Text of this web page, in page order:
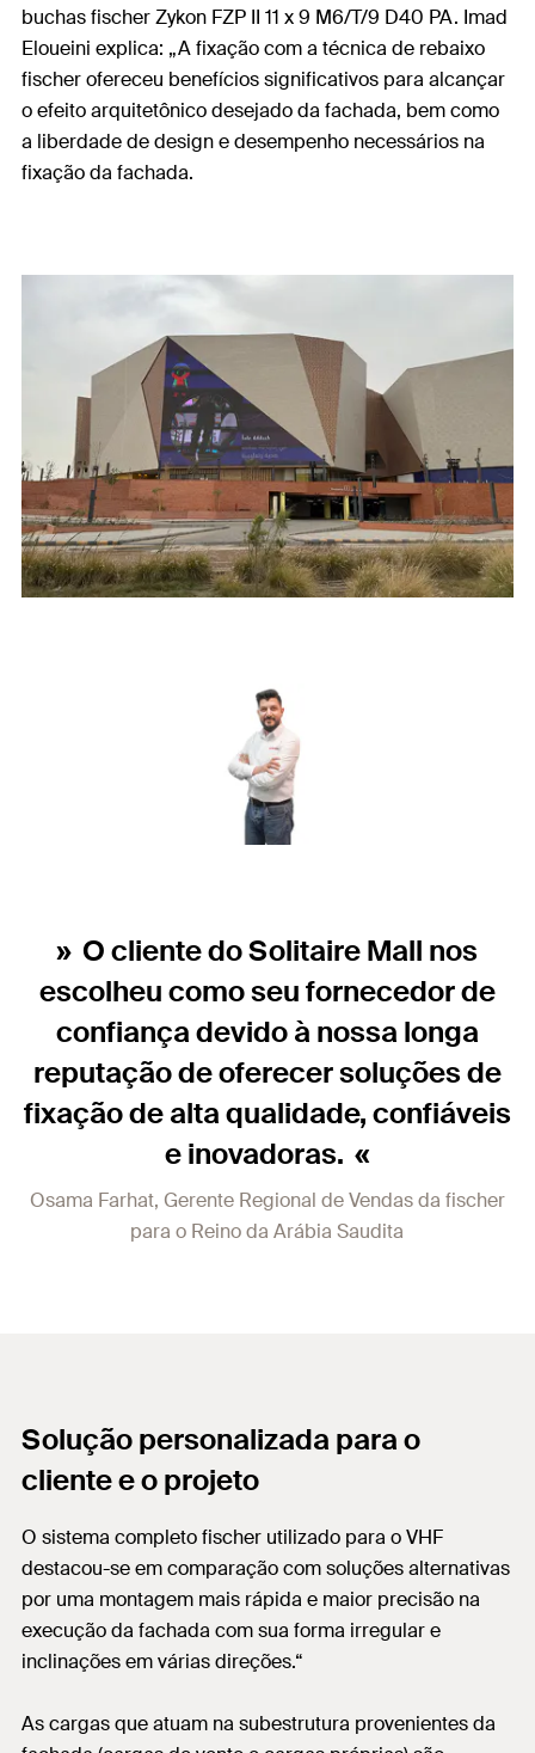
buchas fischer Zykon FZP II 11 x 9 M6/T/9 D40 PA. Imad
Eloueini explica: „A fixação com a técnica de rebaixo
fischer ofereceu benefícios significativos para alcançar
o efeito arquitetônico desejado da fachada, bem como
a liberdade de design e desempenho necessários na
fixação da fachada.
O cliente do Solitaire Mall nos
escolheu como seu fornecedor de
confiança devido à nossa longa
reputação de oferecer soluções de
fixação de alta qualidade, confiáveis
e inovadoras.
Osama Farhat, Gerente Regional de Vendas da fischer
para o Reino da Arábia Saudita
Solução personalizada para o
cliente e o projeto
O sistema completo fischer utilizado para o VHF
destacou-se em comparação com soluções alternativas
por uma montagem mais rápida e maior precisão na
execução da fachada com sua forma irregular e
inclinações em várias direções.“
As cargas que atuam na subestrutura provenientes da